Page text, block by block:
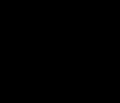
Skulpturen, Möbel,
Göring, Reichsmarschall
Hitler, von Ende der
oder aus
entsprechen dem